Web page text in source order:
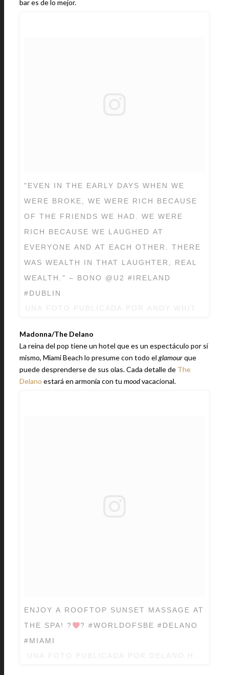
bar es de lo mejor.
"EVEN IN THE EARLY DAYS WHEN WE
WERE BROKE, WE WERE RICH BECAUSE
OF THE FRIENDS WE HAD. WE WERE
RICH BECAUSE WE LAUGHED AT
EVERYONE AND AT EACH OTHER. THERE
WAS WEALTH IN THAT LAUGHTER, REAL
WEALTH." – BONO @U2 #IRELAND
#DUBLIN
Madonna/The Delano
La reina del pop tiene un hotel que es un espectáculo por sí
mismo, Miami Beach lo presume con todo el glamourque
puede desprenderse de sus olas. Cada detalle de The
Delano estará en armonía con tu moodvacacional.
ENJOY A ROOFTOP SUNSET MASSAGE AT
THE SPA! ?
? #WORLDOFSBE #DELANO
#MIAMI